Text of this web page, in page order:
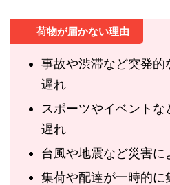
荷物が届かない理由
事故や渋滞など突発的
遅れ
スポーツやイベントな
遅れ
台風や地震など災害に
集荷や配達が一時的に